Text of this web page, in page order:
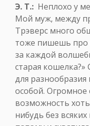
Э. Т.: Неплохо у
Мой муж, между
Трэверс много
тоже пишешь про
за каждой
старая
для
особой. Огромное
возможность
нибудь без